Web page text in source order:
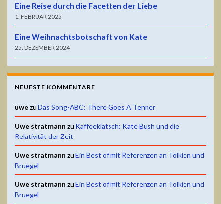
Eine Reise durch die Facetten der Liebe
1. FEBRUAR 2025
Eine Weihnachtsbotschaft von Kate
25. DEZEMBER 2024
NEUESTE KOMMENTARE
uwezu Das Song-ABC: There Goes A Tenner
Uwe stratmann zu Kaffeeklatsch: Kate Bush und die
Relativität der Zeit
Uwe stratmann zu Ein Best of mit Referenzen an Tolkien und
Bruegel
Uwe stratmann zu Ein Best of mit Referenzen an Tolkien und
Bruegel